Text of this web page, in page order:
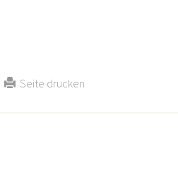
Seite drucken